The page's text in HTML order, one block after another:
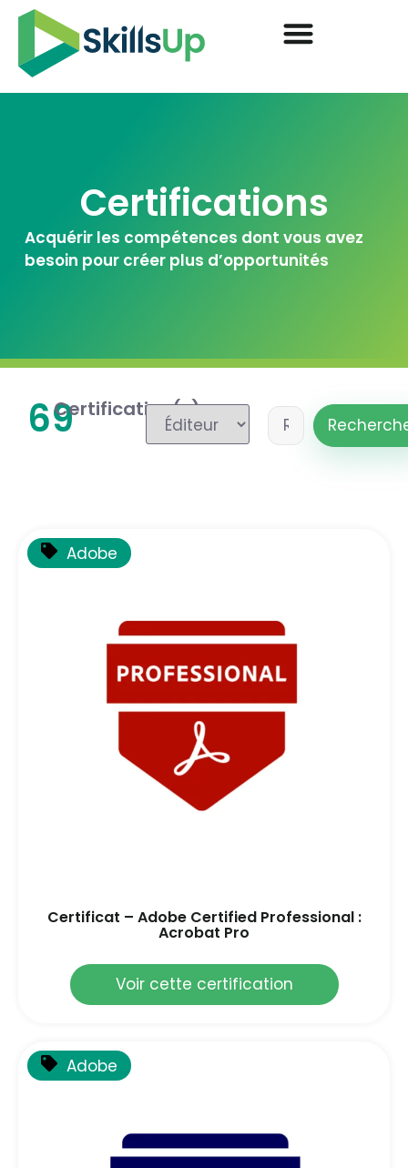
Certifications
Acquérir les compétences dont vous avez
besoin pour créer plus d’opportunités
69Certification(s)
Adobe
Certificat – Adobe Certified Professional :
Acrobat Pro
Voir cette certification
Adobe